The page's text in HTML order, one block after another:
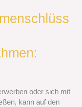
oder sich mit
kann auf den